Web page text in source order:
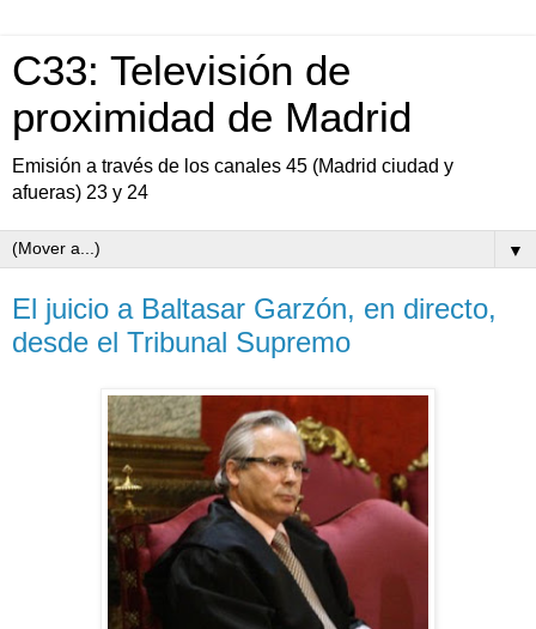
C33: Televisión de
proximidad de Madrid
Emisión a través de los canales 45 (Madrid ciudad y
afueras) 23 y 24
▼
El juicio a Baltasar Garzón, en directo,
desde el Tribunal Supremo